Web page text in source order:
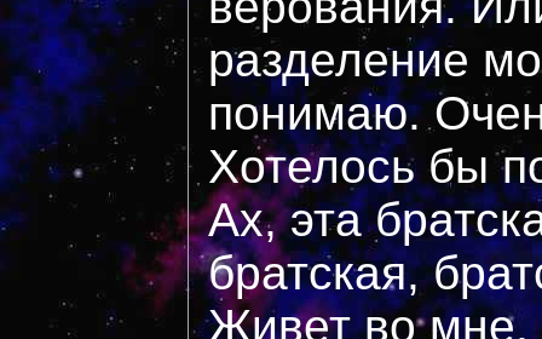
разделение
понимаю.
Хотелось бы
Ах, эта
братская,
Живет во мне,